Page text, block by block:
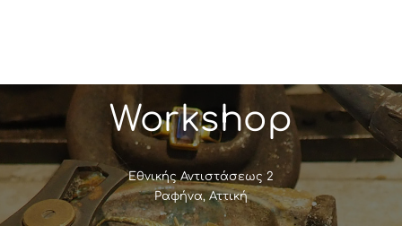
Workshop
Εθνικής Αντιστάσεως 2
Ραφήνα, Αττική